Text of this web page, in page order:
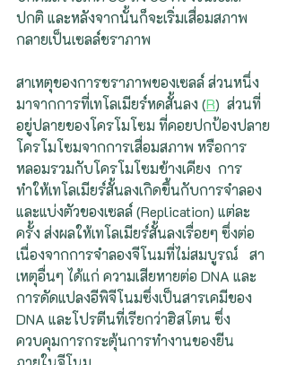
ปกติ และหลังจากนั้นก็จะเริ่มเสื่อมสภาพ
กลายเป็นเซลล์ชราภาพ
สาเหตุของการชราภาพของเซลล์ ส่วนหนึ่ง
มาจากการที่เทโลเมียร์หดสั้นลง (R)  ส่วนที่
อยู่ปลายของโครโมโซม ที่คอยปกป้องปลาย
โครโมโซมจากการเสื่อมสภาพ หรือการ
หลอมรวมกับโครโมโซมข้างเคียง  การ
ทำให้เทโลเมียร์สั้นลงเกิดขึ้นกับการจำลอง
และแบ่งตัวของเซลล์ (Replication) แต่ละ
ครั้ง ส่งผลให้เทโลเมียร์สั้นลงเรื่อยๆ ซึ่งต่อ
เนื่องจากการจำลองจีโนมที่ไม่สมบูรณ์   สา
เหตุอื่นๆ ได้แก่ ความเสียหายต่อ DNA และ
การดัดแปลงอีพิจีโนมซึ่งเป็นสารเคมีของ
DNA และโปรตีนที่เรียกว่าฮิสโตน ซึ่ง
ควบคุมการกระตุ้นการทำงานของยีน